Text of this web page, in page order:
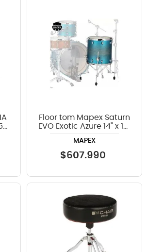
Floor tom Mapex Saturn
EVO Exotic Azure 14" x 14"
MAPEX
$607.990